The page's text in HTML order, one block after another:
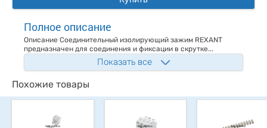
Полное описание
Описание Соединительный изолирующий зажим REXANT
предназначен для соединения и фиксации в скрутке...
Показать все
Похожие товары